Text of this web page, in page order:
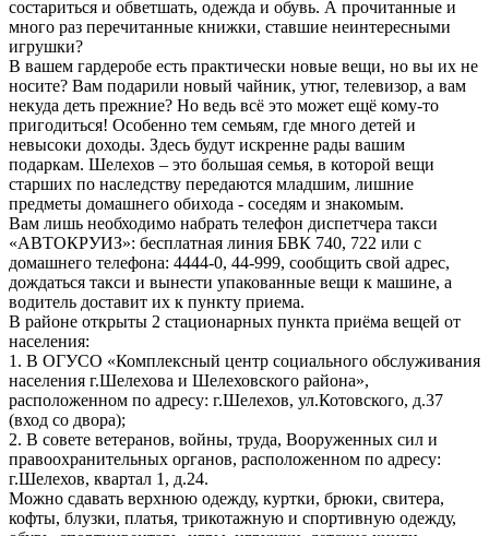
состариться и обветшать, одежда и обувь. А прочитанные и
много раз перечитанные книжки, ставшие неинтересными
игрушки?
В вашем гардеробе есть практически новые вещи, но вы их не
носите? Вам подарили новый чайник, утюг, телевизор, а вам
некуда деть прежние? Но ведь всё это может ещё кому-то
пригодиться! Особенно тем семьям, где много детей и
невысоки доходы. Здесь будут искренне рады вашим
подаркам. Шелехов – это большая семья, в которой вещи
старших по наследству передаются младшим, лишние
предметы домашнего обихода - соседям и знакомым.
Вам лишь необходимо набрать телефон диспетчера такси
«АВТОКРУИЗ»: бесплатная линия БВК 740, 722 или с
домашнего телефона: 4444-0, 44-999, сообщить свой адрес,
дождаться такси и вынести упакованные вещи к машине, а
водитель доставит их к пункту приема.
В районе открыты 2 стационарных пункта приёма вещей от
населения:
1. В ОГУСО «Комплексный центр социального обслуживания
населения г.Шелехова и Шелеховского района»,
расположенном по адресу: г.Шелехов, ул.Котовского, д.37
(вход со двора);
2. В совете ветеранов, войны, труда, Вооруженных сил и
правоохранительных органов, расположенном по адресу:
г.Шелехов, квартал 1, д.24.
Можно сдавать верхнюю одежду, куртки, брюки, свитера,
кофты, блузки, платья, трикотажную и спортивную одежду,